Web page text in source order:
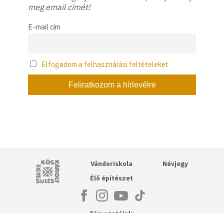
meg email címét!
E-mail cím
Elfogadom a felhasználási feltételeket
Kós Károly Egyesülés
Vándoriskola
Élő építészet
Névjegy